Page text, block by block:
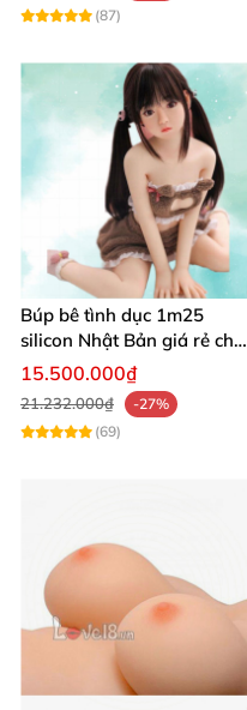
(87)
Búp bê tình dục 1m25
silicon Nhật Bản giá rẻ chất
lượng cao
15.500.000₫
21.232.000₫
-27%
(69)